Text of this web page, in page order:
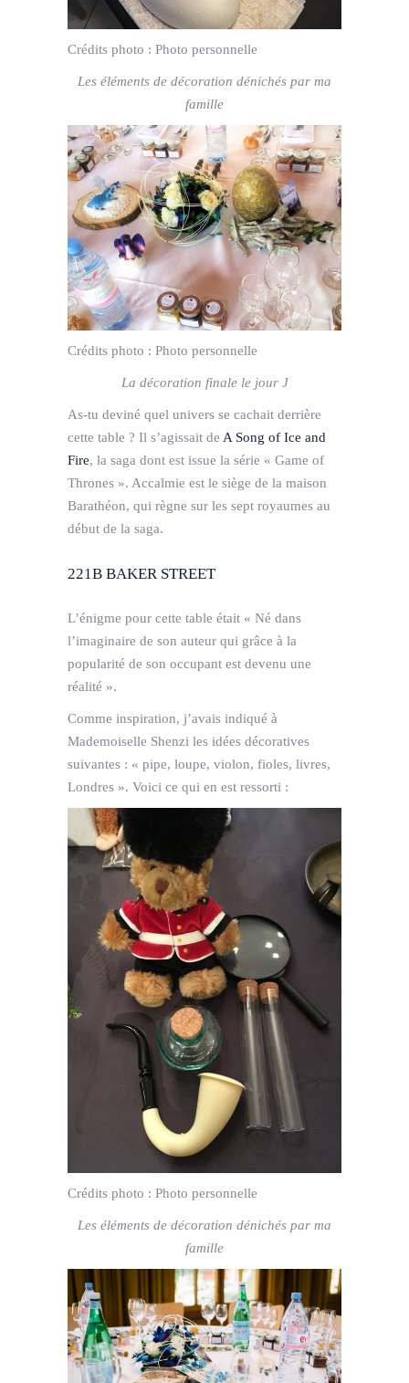
Crédits photo : Photo personnelle
Les éléments de décoration dénichés par ma
famille
Crédits photo : Photo personnelle
La décoration finale le jour J
As-tu deviné quel univers se cachait derrière
cette table ? Il s’agissait de A Song of Ice and
Fire, la saga dont est issue la série « Game of
Thrones ». Accalmie est le siège de la maison
Barathéon, qui règne sur les sept royaumes au
début de la saga.
221B BAKER STREET
L’énigme pour cette table était « Né dans
l’imaginaire de son auteur qui grâce à la
popularité de son occupant est devenu une
réalité ».
Comme inspiration, j’avais indiqué à
Mademoiselle Shenzi les idées décoratives
suivantes : « pipe, loupe, violon, fioles, livres,
Londres ». Voici ce qui en est ressorti :
Crédits photo : Photo personnelle
Les éléments de décoration dénichés par ma
famille